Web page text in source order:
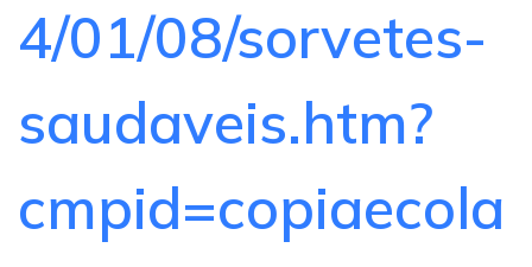
4/01/08/sorvetes-
saudaveis.htm?
cmpid=copiaecola